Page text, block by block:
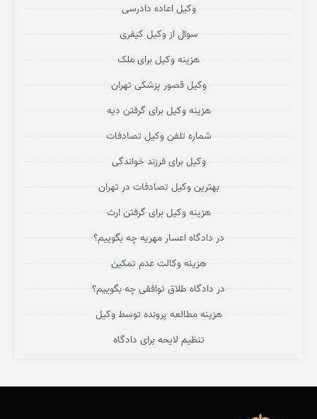
وکیل اعاده دادرسی
سوال از وکیل کیفری
هزینه وکیل برای ملک
وکیل قصور پزشکی تهران
هزینه وکیل برای گرفتن دیه
شماره تلفن وکیل تصادفات
وکیل برای فرزند خواندگی
بهترین وکیل تصادفات در تهران
هزینه وکیل برای گرفتن ارث
در دادگاه اعسار مهریه چه بگوییم؟
هزینه وکالت عدم تمکین
در دادگاه طلاق توافقی چه بگوییم؟
هزینه مطالعه پرونده توسط وکیل
تنظیم لایحه برای دادگاه